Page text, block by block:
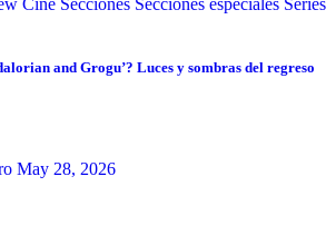
and Grogu’? Luces y sombras del regreso
May 28, 2026